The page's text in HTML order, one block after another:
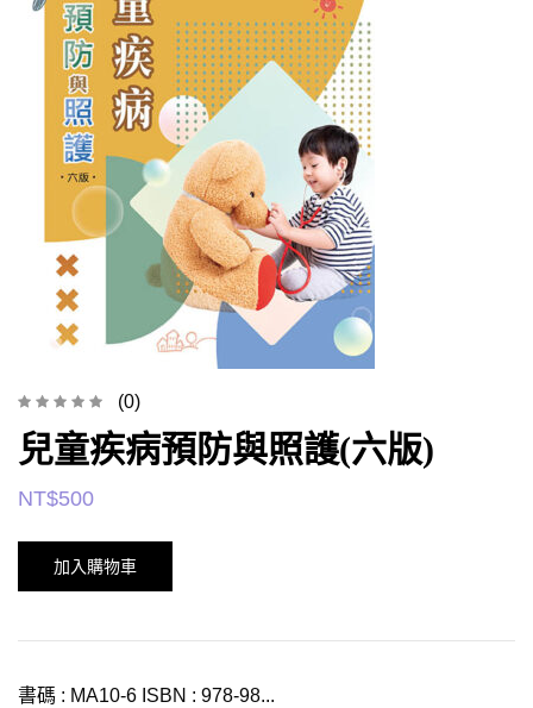
(0)
兒童疾病預防與照護(六版)
NT$500
加入購物車
書碼 : MA10-6 ISBN : 978-98...